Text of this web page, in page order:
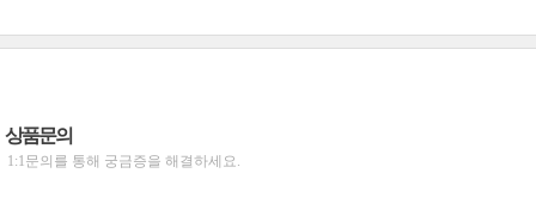
상품문의
1:1문의를 통해 궁금증을 해결하세요.